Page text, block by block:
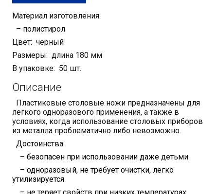
Материал изготовления:
– полистирол
Цвет: черный
Размеры: длина 180 мм
В упаковке: 50 шт.
Описание
Пластиковые столовые ножи предназначены для
легкого одноразового применения, а также в
условиях, когда использование столовых приборов
из металла проблематично либо невозможно.
Достоинства:
– безопасен при использовании даже детьми
– одноразовый, не требует очистки, легко
утилизируется